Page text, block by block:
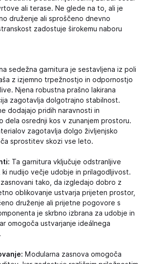
ali terase. Ne glede na to, ali je
druženje ali sproščeno dnevno
zadostuje širokemu naboru
sedežna garnitura je sestavljena iz poli
z izjemno trpežnostjo in odpornostjo
Njena robustna prašno lakirana
zagotavlja dolgotrajno stabilnost.
dodajajo pridih naravnosti in
dela osrednji kos v zunanjem prostoru.
zagotavlja dolgo življenjsko
sprostitev skozi vse leto.
Ta garnitura vključuje odstranljive
nudijo večje udobje in prilagodljivost.
tako, da izgledajo dobro z
oblikovanje ustvarja prijeten prostor,
druženje ali prijetne pogovore s
je skrbno izbrana za udobje in
omogoča ustvarjanje ideálnega
Modularna zasnova omogoča